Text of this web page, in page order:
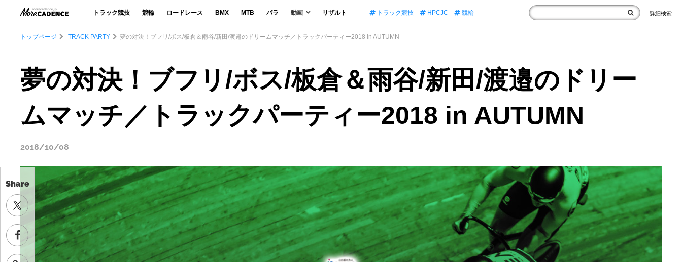
トラック競技 競輪 ロードレース BMX MTB パラ 動画 リザルト トラック競技 HPCJC 競輪 詳細検索
Share
トップページ TRACK PARTY 夢の対決！ブフリ/ボス/板倉＆雨谷/新田/渡邉のドリームマッチ／トラックパーティー2018 in AUTUMN
夢の対決！ブフリ/ボス/板倉＆雨谷/新田/渡邉のドリー
ムマッチ／トラックパーティー2018 in AUTUMN
2018/10/08